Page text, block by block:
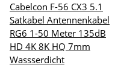
Cabelcon F-56 CX3 5.1
Satkabel Antennenkabel
RG6 1-50 Meter 135dB
HD 4K 8K HQ 7mm
Wassserdicht